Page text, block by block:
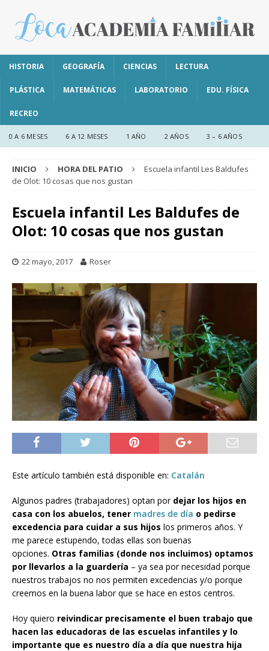
HISTORIA GEOGRAFÍA CIENCIAS LECTURA
PLÁSTICA MATEMÁTICAS LABORATORIO EDU. FÍSICA
RECREO
0 A 6 MESES 6 A 12 MESES 1 AÑO 2 AÑOS 3 – 6 AÑOS
INICIO HORA DEL PATIO
Escuela infantil Les Baldufes
de Olot: 10 cosas que nos gustan
Escuela infantil Les Baldufes de
Olot: 10 cosas que nos gustan
22 mayo, 2017 Roser
Este artículo también está disponible en: Catalán
Algunos padres (trabajadores) optan pordejar los hijos en
casa con los abuelos, tener madres de día o pedirse
excedencia para cuidar a sus hijos los primeros años. Y
me parece estupendo, todas ellas son buenas
opciones. Otras familias (donde nos incluimos) optamos
por llevarlos a la guardería – ya sea por necesidad porque
nuestros trabajos no nos permiten excedencias y/o porque
creemos en la buena labor que se hace en estos centros.
Hoy quiero reivindicar precisamente el buen trabajo que
hacen las educadoras de las escuelas infantiles y lo
importante que es nuestro día a día que nuestra hija